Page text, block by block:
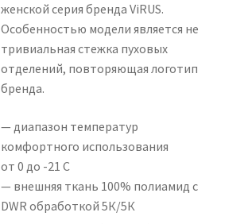
женской серия бренда ViRUS.
Особенностью модели является не
тривиальная стежка пуховых
отделений, повторяющая логотип
бренда.
— диапазон температур
комфортного использования
от 0 до -21 С
— внешняя ткань 100% полиамид с
DWR обработкой 5К/5К